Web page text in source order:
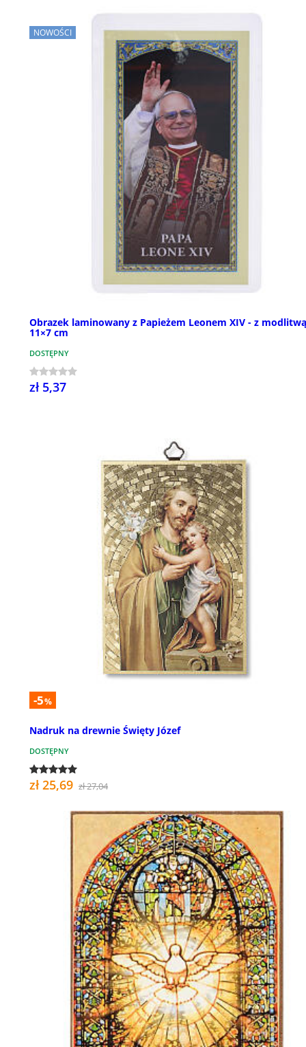
NOWOŚCI
Obrazek laminowany z Papieżem Leonem XIV - z
11×7 cm
DOSTĘPNY
zł 5,37
-5%
Nadruk na drewnie Święty Józef
DOSTĘPNY
zł 25,69 zł 27,04